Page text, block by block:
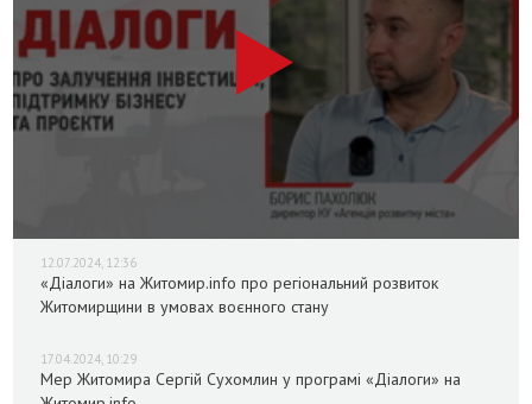
12.07.2024, 12:36
«Діалоги» на Житомир.info про регіональний розвиток
Житомирщини в умовах воєнного стану
17.04.2024, 10:29
Мер Житомира Сергій Сухомлин у програмі «Діалоги» на